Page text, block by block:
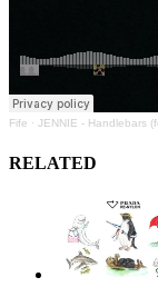
Fife · JENNIE - Handlebars
RELATED